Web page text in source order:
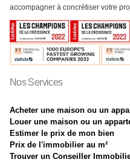
accompagner à concrétiser votre
Nos Services
Acheter une maison ou un
Louer une maison ou un
Estimer le prix de mon bien
Prix de l'immobilier au m²
Trouver un Conseiller